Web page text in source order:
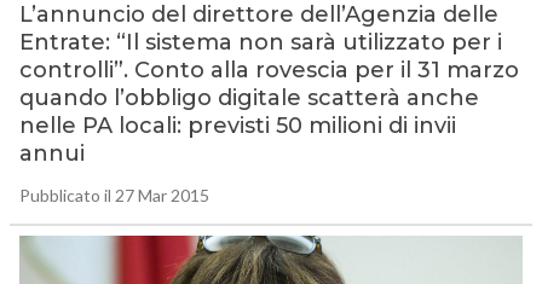
L’annuncio del direttore dell’Agenzia delle
Entrate: “Il sistema non sarà utilizzato per i
controlli”. Conto alla rovescia per il 31 marzo
quando l’obbligo digitale scatterà anche
nelle PA locali: previsti 50 milioni di invii
annui
Pubblicato il 27 Mar 2015